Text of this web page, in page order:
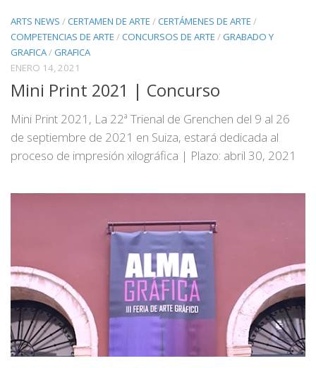
ARTS NEWS /CERTAMEN DE ARTE /CERTÁMENES DE ARTE /
COMPETENCIAS DE ARTE /CONCURSOS DE ARTE / GRABADO Y
GRAFICA/ GRAFICA
ENERO 14, 2021
Mini Print 2021 | Concurso
Mini Print 2021, La 22ª Trienal de Grenchen del 9 al 26
de septiembre de 2021 en Suiza, estará dedicada al
proceso de impresión xilográfica | Plazo: abril 30, 2021